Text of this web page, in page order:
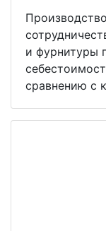
и фурнитуры
сравнению с